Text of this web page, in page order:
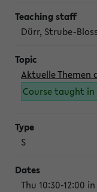
Dürr, Strube-Bloss
Aktuelle Themen
Course taught in
S
Thu 10:30-12:00